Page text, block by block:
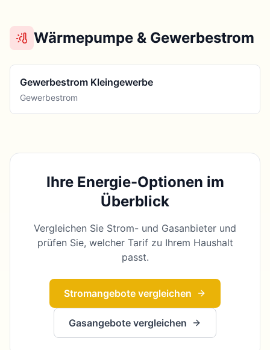
Wärmepumpe & Gewerbestrom
Gewerbestrom Kleingewerbe
Gewerbestrom
Ihre Energie-Optionen im
Überblick
Vergleichen Sie Strom- und Gasanbieter und
prüfen Sie, welcher Tarif zu Ihrem Haushalt
passt.
Stromangebote vergleichen
Gasangebote vergleichen